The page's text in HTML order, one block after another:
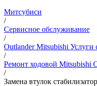
Митсубиси
/
Сервисное обслуживание
/
Outlander Mitsubishi Услуги
/
Ремонт ходовой Mitsubishi
/
Замена втулок